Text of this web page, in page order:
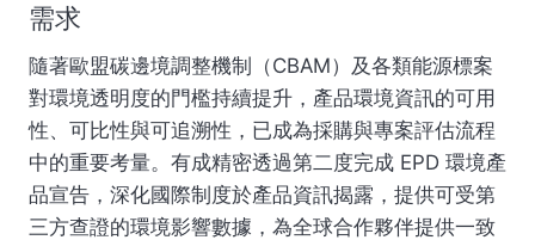
需求
隨著歐盟碳邊境調整機制（CBAM）及各類能源標案
對環境透明度的門檻持續提升，產品環境資訊的可用
性、可比性與可追溯性，已成為採購與專案評估流程
中的重要考量。有成精密透過第二度完成 EPD 環境產
品宣告，深化國際制度於產品資訊揭露，提供可受第
三方查證的環境影響數據，為全球合作夥伴提供一致